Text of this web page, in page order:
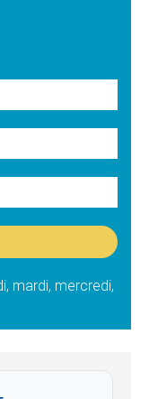
mardi, mercredi,